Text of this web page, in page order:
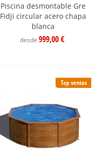
Piscina desmontable Gre
Fidji circular acero chapa
blanca
desde 999,00 €
Top ventas